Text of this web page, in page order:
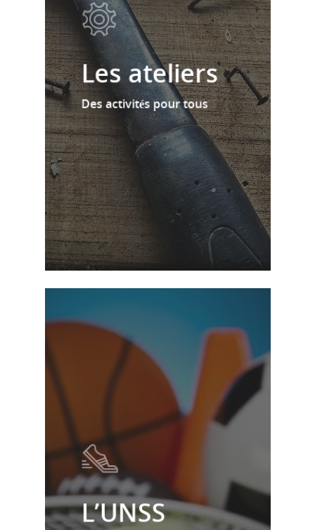
Les ateliers
Des activités pour tous
L’UNSS